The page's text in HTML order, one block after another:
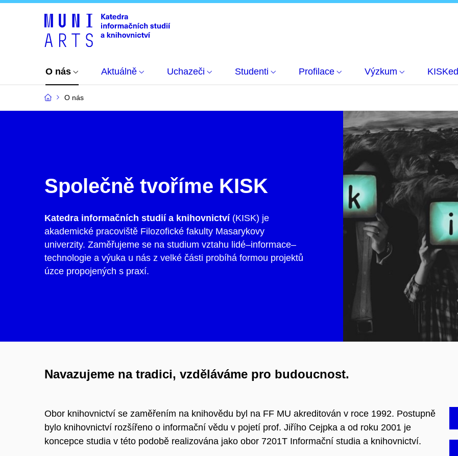
O nás Aktuálně Uchazeči Studenti Profilace Výzkum KISKed
O nás
Společně tvoříme KISK
Katedra informačních studií a knihovnictví (KISK) je
akademické pracoviště Filozofické fakulty Masarykovy
univerzity. Zaměřujeme se na studium vztahu lidé–informace–
technologie a výuka u nás z velké části probíhá formou projektů
úzce propojených s praxí.
Navazujeme na tradici, vzděláváme pro budoucnost.
Obor knihovnictví se zaměřením na knihovědu byl na FF MU akreditován v roce 1992. Postupně
bylo knihovnictví rozšířeno o informační vědu v pojetí prof. Jiřího Cejpka a od roku 2001 je
koncepce studia v této podobě realizována jako obor 7201T Informační studia a knihovnictví.